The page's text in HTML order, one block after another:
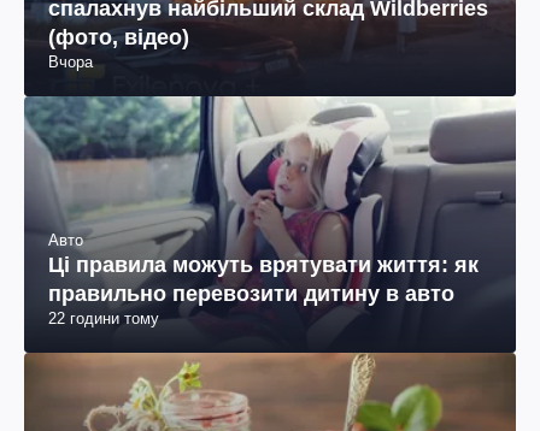
спалахнув найбільший склад Wildberries
(фото, відео)
Вчора
Авто
Ці правила можуть врятувати життя: як
правильно перевозити дитину в авто
22 години тому